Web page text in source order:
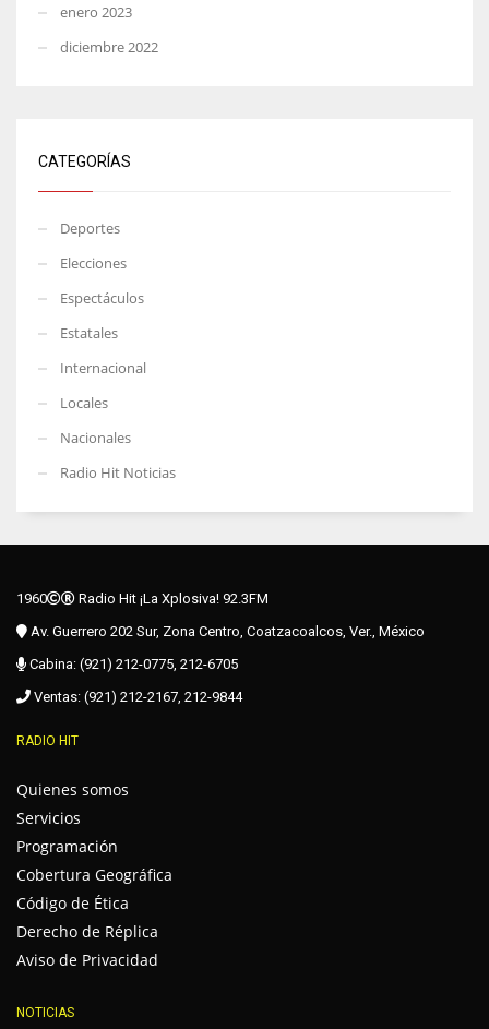
enero 2023
diciembre 2022
CATEGORÍAS
Deportes
Elecciones
Espectáculos
Estatales
Internacional
Locales
Nacionales
Radio Hit Noticias
1960
Radio Hit ¡La Xplosiva! 92.3FM
Av. Guerrero 202 Sur, Zona Centro, Coatzacoalcos, Ver., México
Cabina: (921) 212-0775, 212-6705
Ventas: (921) 212-2167, 212-9844
RADIO HIT
Quienes somos
Servicios
Programación
Cobertura Geográfica
Código de Ética
Derecho de Réplica
Aviso de Privacidad
NOTICIAS